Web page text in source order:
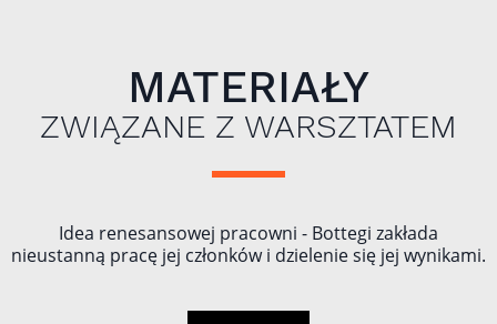
MATERIAŁY
ZWIĄZANE Z WARSZTATEM
Idea renesansowej pracowni - Bottegi zakłada
nieustanną pracę jej członków i dzielenie się jej wynikami.